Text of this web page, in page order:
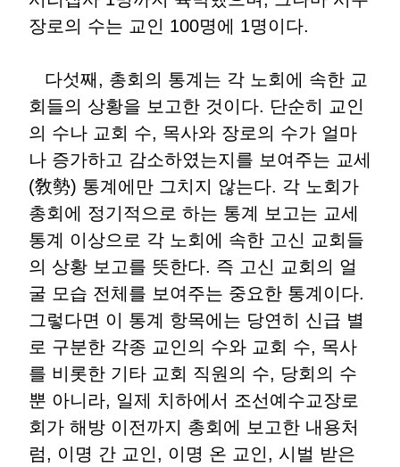
장로의 수는 교인 100명에 1명이다.
다섯째, 총회의 통계는 각 노회에 속한 교
회들의 상황을 보고한 것이다. 단순히 교인
의 수나 교회 수, 목사와 장로의 수가 얼마
나 증가하고 감소하였는지를 보여주는 교세
(敎勢) 통계에만 그치지 않는다. 각 노회가
총회에 정기적으로 하는 통계 보고는 교세
통계 이상으로 각 노회에 속한 고신 교회들
의 상황 보고를 뜻한다. 즉 고신 교회의 얼
굴 모습 전체를 보여주는 중요한 통계이다.
그렇다면 이 통계 항목에는 당연히 신급 별
로 구분한 각종 교인의 수와 교회 수, 목사
를 비롯한 기타 교회 직원의 수, 당회의 수
뿐 아니라, 일제 치하에서 조선예수교장로
회가 해방 이전까지 총회에 보고한 내용처
럼, 이명 간 교인, 이명 온 교인, 시벌 받은